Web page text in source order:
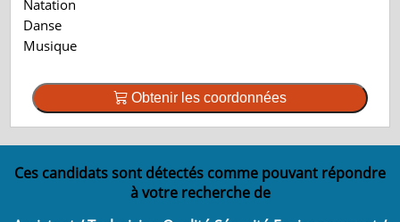
Natation
Danse
Musique
Obtenir les coordonnées
Ces candidats sont détectés comme pouvant répondre
à votre recherche de